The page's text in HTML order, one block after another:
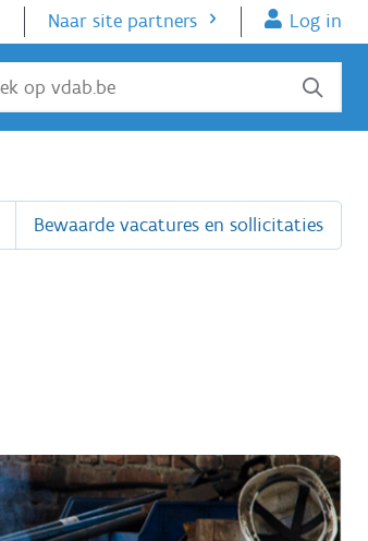
Naar site partners Log in
Bewaarde vacatures en sollicitaties